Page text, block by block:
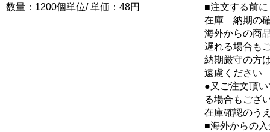
数量：1200個単位/ 単価：48円
■注文する前に
在庫 納期の
海外からの商
遅れる場合も
納期厳守の方
遠慮ください
●又ご注文頂
る場合もござ
在庫確認のう
■海外からの